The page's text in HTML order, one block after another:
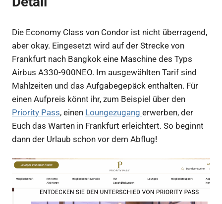
Die Economy Class von Condor ist nicht überragend,
aber okay. Eingesetzt wird auf der Strecke von
Frankfurt nach Bangkok eine Maschine des Typs
Airbus A330-900NEO. Im ausgewählten Tarif sind
Mahlzeiten und das Aufgabegepäck enthalten. Für
einen Aufpreis könnt ihr, zum Beispiel über den
Priority Pass, einen Loungezugang erwerben, der
Euch das Warten in Frankfurt erleichtert. So beginnt
dann der Urlaub schon vor dem Abflug!